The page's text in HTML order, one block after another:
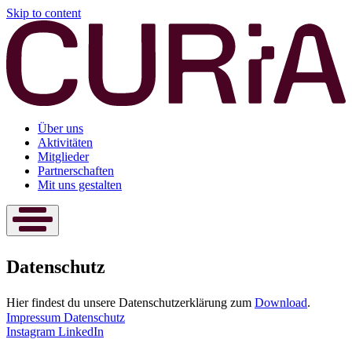
Skip to content
Über uns
Aktivitäten
Mitglieder
Partnerschaften
Mit uns gestalten
Datenschutz
Hier findest du unsere Datenschutzerklärung zum Download.
Impressum Datenschutz
Instagram LinkedIn